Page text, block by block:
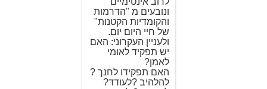
ונובעים מ "הדרמות
והקומדיות הקטנות"
של חיי היום יום.
ולעניין העקרוני: האם
יש תפקיד לאומי
לאמן?
האם תפקידו לחנך ?
להלהיב ?לעודד?